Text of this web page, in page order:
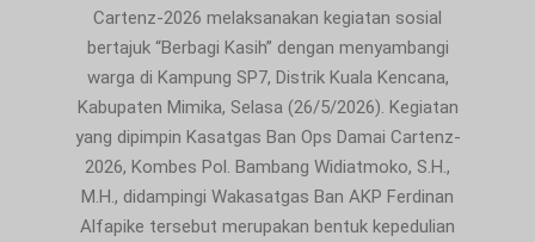
Cartenz-2026 melaksanakan kegiatan sosial
bertajuk “Berbagi Kasih” dengan menyambangi
warga di Kampung SP7, Distrik Kuala Kencana,
Kabupaten Mimika, Selasa (26/5/2026). Kegiatan
yang dipimpin Kasatgas Ban Ops Damai Cartenz-
2026, Kombes Pol. Bambang Widiatmoko, S.H.,
M.H., didampingi Wakasatgas Ban AKP Ferdinan
Alfapike tersebut merupakan bentuk kepedulian